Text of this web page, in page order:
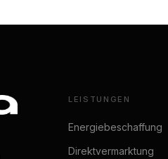
LEISTUNGEN
Energiebeschaffung
Direktvermarktung